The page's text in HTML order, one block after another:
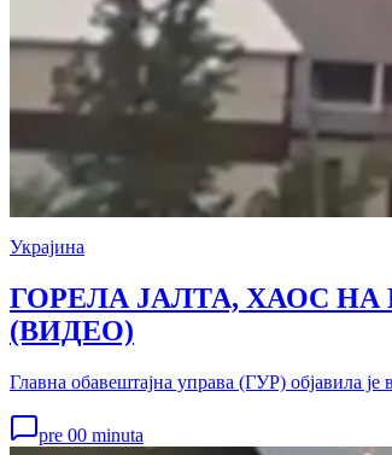
Украјина
ГОРЕЛА ЈАЛТА, ХАОС НА
(ВИДЕО)
Главна обавештајна управа (ГУР) објавила
pre 00 minuta